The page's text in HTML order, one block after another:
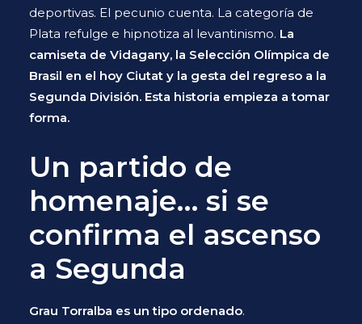
deportivas. El pecunio cuenta. La categoría de
Plata refulge e hipnotiza al levantinismo. La
camiseta de Vidagany, la Selección Olímpica de
Brasil en el hoy Ciutat y la gesta del regreso a la
Segunda División. Esta historia empieza a tomar
forma.
Un partido de
homenaje… si se
confirma el ascenso
a Segunda
Grau Torralba es un tipo ordenado.